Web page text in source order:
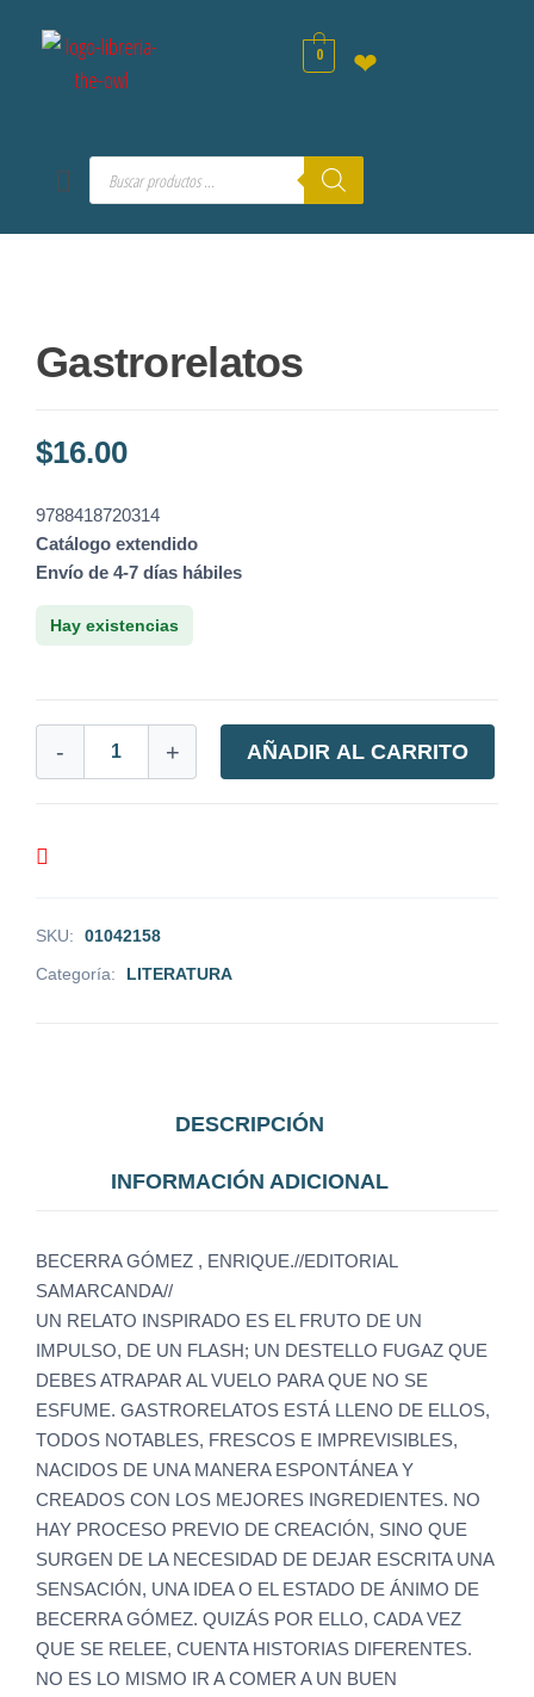
0 ❤
Gastrorelatos
$16.00
9788418720314
Catálogo extendido
Envío de 4-7 días hábiles
Hay existencias
- + AÑADIR AL CARRITO
SKU:
01042158
Categoría:
LITERATURA
DESCRIPCIÓN
INFORMACIÓN ADICIONAL
BECERRA GÓMEZ , ENRIQUE.//EDITORIAL
SAMARCANDA//
UN RELATO INSPIRADO ES EL FRUTO DE UN
IMPULSO, DE UN FLASH; UN DESTELLO FUGAZ QUE
DEBES ATRAPAR AL VUELO PARA QUE NO SE
ESFUME. GASTRORELATOS ESTÁ LLENO DE ELLOS,
TODOS NOTABLES, FRESCOS E IMPREVISIBLES,
NACIDOS DE UNA MANERA ESPONTÁNEA Y
CREADOS CON LOS MEJORES INGREDIENTES. NO
HAY PROCESO PREVIO DE CREACIÓN, SINO QUE
SURGEN DE LA NECESIDAD DE DEJAR ESCRITA UNA
SENSACIÓN, UNA IDEA O EL ESTADO DE ÁNIMO DE
BECERRA GÓMEZ. QUIZÁS POR ELLO, CADA VEZ
QUE SE RELEE, CUENTA HISTORIAS DIFERENTES.
NO ES LO MISMO IR A COMER A UN BUEN